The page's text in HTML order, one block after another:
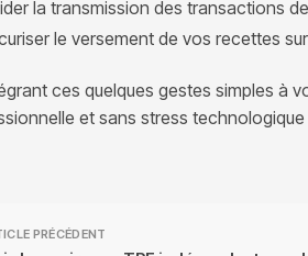
la transmission des transactions
le versement de vos recettes
ces quelques gestes simples à
et sans stress
PRÉCÉDENT